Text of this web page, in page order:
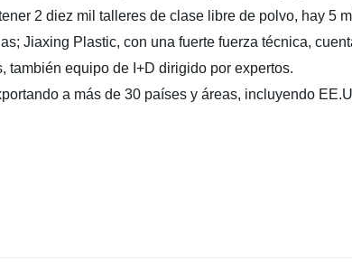
2 diez mil talleres de clase libre de polvo, hay 5
Jiaxing Plastic, con una fuerte fuerza técnica,
también equipo de I+D dirigido por expertos.
a más de 30 países y áreas, incluyendo